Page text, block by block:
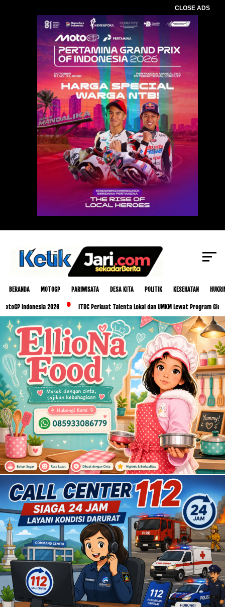
CLOSE ADS
BERANDA MOTOGP PARIWISATA DESA KITA POLITIK KESEHATAN
2026 ITDC Perkuat Talenta Lokal dan UMKM Lewat Program Glorious Golo